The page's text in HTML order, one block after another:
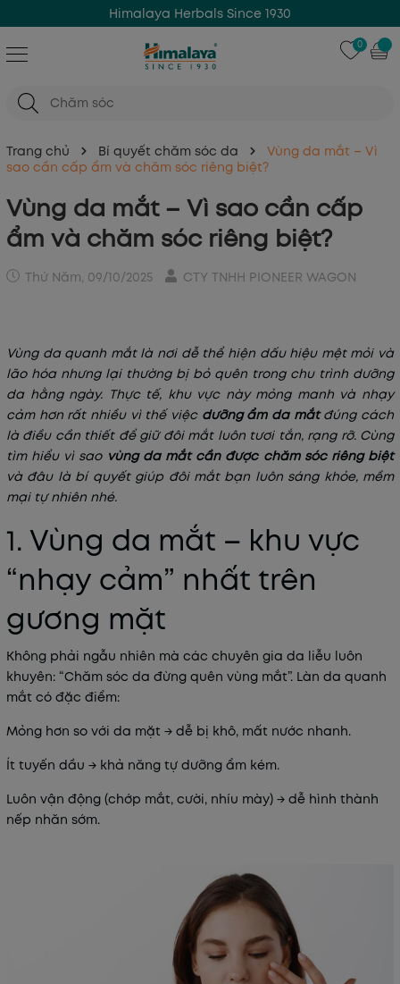
Himalaya Herbals Since 1930
0
Trang chủ Bí quyết chăm sóc da
Vùng da mắt – Vì
sao cần cấp ẩm và chăm sóc riêng biệt?
Vùng da mắt – Vì sao cần cấp
ẩm và chăm sóc riêng biệt?
Thứ Năm, 09/10/2025 CTY TNHH PIONEER WAGON
Vùng da quanh mắt là nơi dễ thể hiện dấu hiệu mệt mỏi và
lão hóa nhưng lại thường bị bỏ quên trong chu trình dưỡng
da hằng ngày. Thực tế, khu vực này mỏng manh và nhạy
cảm hơn rất nhiều vì thế việc dưỡng ẩm da mắtđúng cách
là điều cần thiết để giữ đôi mắt luôn tươi tắn, rạng rỡ. Cùng
tìm hiểu vì sao vùng da mắt cần được chăm sóc riêng biệt
và đâu là bí quyết giúp đôi mắt bạn luôn sáng khỏe, mềm
mại tự nhiên nhé.
1. Vùng da mắt – khu vực
“nhạy cảm” nhất trên
gương mặt
Không phải ngẫu nhiên mà các chuyên gia da liễu luôn
khuyên: “Chăm sóc da đừng quên vùng mắt”. Làn da quanh
mắt có đặc điểm:
Mỏng hơn so với da mặt → dễ bị khô, mất nước nhanh.
Ít tuyến dầu → khả năng tự dưỡng ẩm kém.
Luôn vận động (chớp mắt, cười, nhíu mày) → dễ hình thành
nếp nhăn sớm.